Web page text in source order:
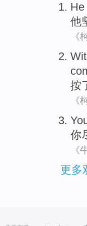
He
他
《
按
《
你
《
更多